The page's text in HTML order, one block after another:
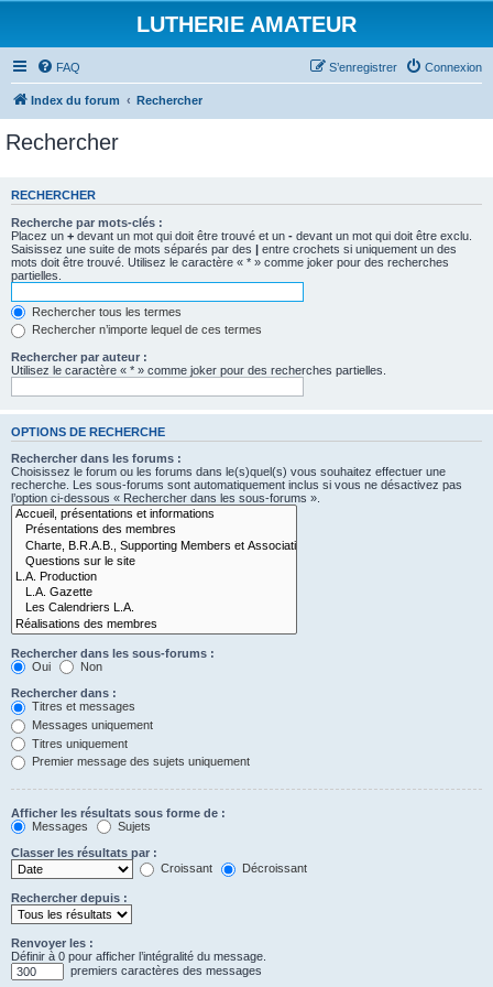
LUTHERIE AMATEUR
FAQ Connexion
S’enregistrer
Index du forum Rechercher
Rechercher
RECHERCHER
Recherche par mots-clés :
Placez un + devant un mot qui doit être trouvé et un - devant un mot qui doit être exclu.
Saisissez une suite de mots séparés par des | entre crochets si uniquement un des
mots doit être trouvé. Utilisez le caractère « * » comme joker pour des recherches
partielles.
Rechercher tous les termes
Rechercher n’importe lequel de ces termes
Rechercher par auteur :
Utilisez le caractère « * » comme joker pour des recherches partielles.
OPTIONS DE RECHERCHE
Rechercher dans les forums :
Choisissez le forum ou les forums dans le(s)quel(s) vous souhaitez effectuer une
recherche. Les sous-forums sont automatiquement inclus si vous ne désactivez pas
l’option ci-dessous « Rechercher dans les sous-forums ».
Rechercher dans les sous-forums :
Oui
Non
Rechercher dans :
Titres et messages
Messages uniquement
Titres uniquement
Premier message des sujets uniquement
Afficher les résultats sous forme de :
Messages
Sujets
Classer les résultats par :
Croissant
Décroissant
Rechercher depuis :
Renvoyer les :
Définir à 0 pour afficher l’intégralité du message.
premiers caractères des messages